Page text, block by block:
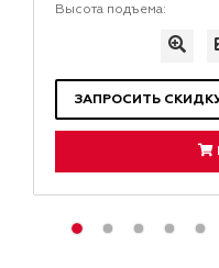
Высота подъема:
ЗАПРОСИТЬ